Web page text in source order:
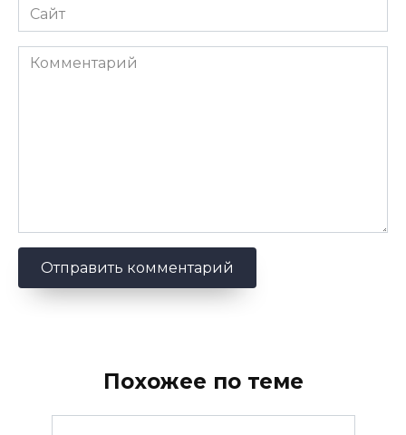
Сайт
Комментарий
Похожее по теме